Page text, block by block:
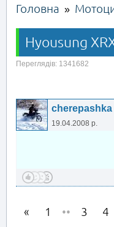
Головна »
Hyousung
Переглядів: 1341682
cherepashka
19.04.2008 р.
1 •• 3 4